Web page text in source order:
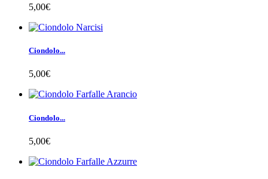
5,00€
Ciondolo...
5,00€
Ciondolo...
5,00€